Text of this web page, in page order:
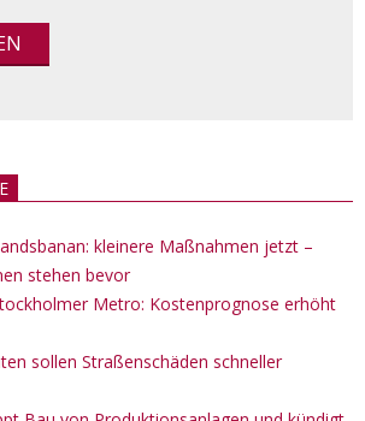
kleinere Maßnahmen jetzt –
stehen bevor
Metro: Kostenprognose erhöht
sollen Straßenschäden schneller